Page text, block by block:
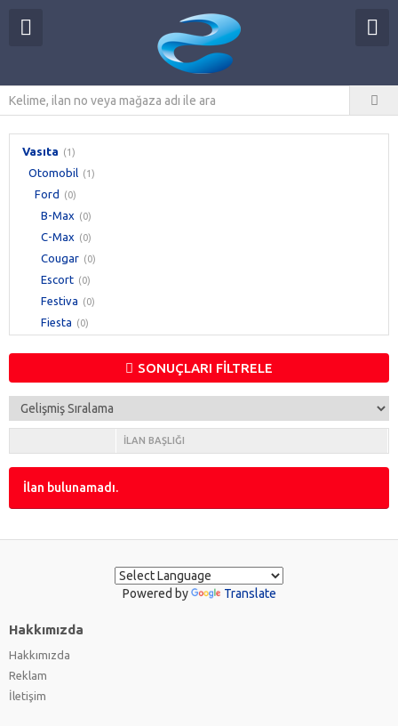
Vasıta (1)
Otomobil (1)
Ford (0)
B-Max (0)
C-Max (0)
Cougar (0)
Escort (0)
Festiva (0)
Fiesta (0)
Galaxy
Granada (0)
Ka (0)
Orion (0)
Taurus
SONUÇLARI FİLTRELE
İLAN BAŞLIĞI
İlan bulunamadı.
Powered by Translate
Hakkımızda
Hakkımızda
Reklam
İletişim